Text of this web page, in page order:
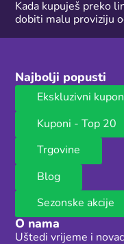
Kada kupuješ preko
dobiti malu proviziju
Najbolji popusti
Ekskluzivni
Kuponi - Top 20
Trgovine
Blog
Sezonske akcije
O nama
Uštedi vrijeme i